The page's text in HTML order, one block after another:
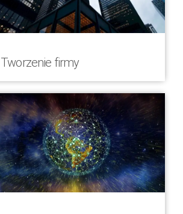
Tworzenie firmy
Firma powstała jako dostawca
konwergentnych usług
telekomunikacyjnych o wartości
dodanej w regionie CEE